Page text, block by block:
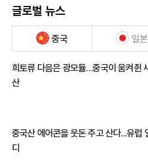
글로벌 뉴스
중국 일본
희토류 다음은 광모듈…중국이 움켜쥔
산
중국산 에어콘을 웃돈 주고 산다...유럽
디